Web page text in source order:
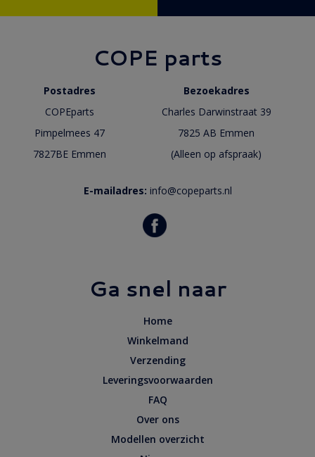
COPE parts
Postadres
Bezoekadres
COPEparts
Charles Darwinstraat 39
Pimpelmees 47
7825 AB Emmen
7827BE Emmen
(Alleen op afspraak)
E-mailadres: info@copeparts.nl
Ga snel naar
Home
Winkelmand
Verzending
Leveringsvoorwaarden
FAQ
Over ons
Modellen overzicht